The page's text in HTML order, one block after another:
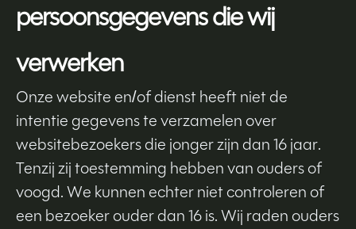
persoonsgegevens die wij
verwerken
Onze website en/of dienst heeft niet de
intentie gegevens te verzamelen over
websitebezoekers die jonger zijn dan 16 jaar.
Tenzij zij toestemming hebben van ouders of
voogd. We kunnen echter niet controleren of
een bezoeker ouder dan 16 is. Wij raden ouders